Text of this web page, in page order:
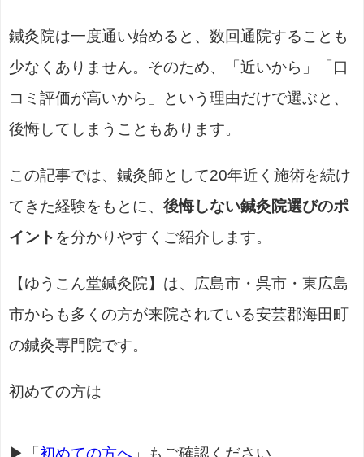
鍼灸院は一度通い始めると、数回通院することも
少なくありません。そのため、「近いから」「口
コミ評価が高いから」という理由だけで選ぶと、
後悔してしまうこともあります。
この記事では、鍼灸師として20年近く施術を続け
てきた経験をもとに、 後悔しない鍼灸院選びのポ
イント を分かりやすくご紹介します。
【ゆうこん堂鍼灸院】は、広島市・呉市・東広島
市からも多くの方が来院されている安芸郡海田町
の鍼灸専門院です。
初めての方は
▶「 初めての方へ 」もご確認ください。